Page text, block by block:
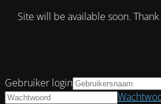
Site will be available soon.
Gebruiker login